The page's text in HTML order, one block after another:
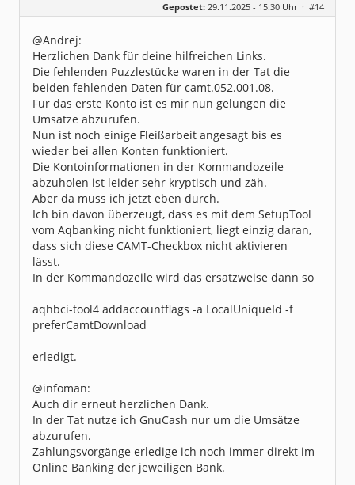
Dabei seit:
11 / 2025
Gepostet: 29.11.2025 - 15:30 Uhr · #14
@Andrej:
Herzlichen Dank für deine hilfreichen Links.
Die fehlenden Puzzlestücke waren in der Tat die
beiden fehlenden Daten für camt.052.001.08.
Für das erste Konto ist es mir nun gelungen die
Umsätze abzurufen.
Nun ist noch einige Fleißarbeit angesagt bis es
wieder bei allen Konten funktioniert.
Die Kontoinformationen in der Kommandozeile
abzuholen ist leider sehr kryptisch und zäh.
Aber da muss ich jetzt eben durch.
Ich bin davon überzeugt, dass es mit dem SetupTool
vom Aqbanking nicht funktioniert, liegt einzig daran,
dass sich diese CAMT-Checkbox nicht aktivieren
lässt.
In der Kommandozeile wird das ersatzweise dann so
aqhbci-tool4 addaccountflags -a LocalUniqueId -f
preferCamtDownload
erledigt.
@infoman:
Auch dir erneut herzlichen Dank.
In der Tat nutze ich GnuCash nur um die Umsätze
abzurufen.
Zahlungsvorgänge erledige ich noch immer direkt im
Online Banking der jeweiligen Bank.